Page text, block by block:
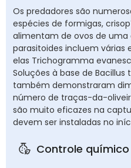
Os predadores são
espécies de formigas,
alimentam de ovos de uma
parasitoides incluem várias
elas Trichogramma
Soluções à base de Bacillus
também demonstraram
número de traças-da-
são muito eficazes na
devem ser instaladas no
Controle químico